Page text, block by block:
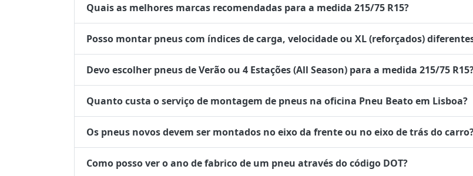
Quais as melhores marcas recomendadas para a medida 215/75 R15?
Posso montar pneus com índices de carga, velocidade ou XL (reforçados)
Devo escolher pneus de Verão ou 4 Estações (All Season) para a medida 215/75
Quanto custa o serviço de montagem de pneus na oficina Pneu Beato em Lisboa?
Os pneus novos devem ser montados no eixo da frente ou no eixo de trás do
Como posso ver o ano de fabrico de um pneu através do código DOT?